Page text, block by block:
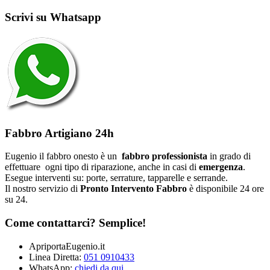
Scrivi su Whatsapp
Fabbro Artigiano 24h
Eugenio il fabbro onesto è un fabbro professionista in grado di
effettuare ogni tipo di riparazione, anche in casi di emergenza.
Esegue interventi su: porte, serrature, tapparelle e serrande.
Il nostro servizio di Pronto Intervento Fabbro è disponibile 24 ore
su 24.
Come contattarci? Semplice!
ApriportaEugenio.it
Linea Diretta: 051 0910433
WhatsApp: chiedi da qui